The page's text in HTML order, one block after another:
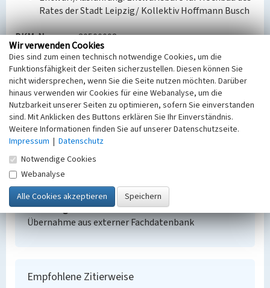
Rates der Stadt Leipzig/ Kollektiv Hoffmann Busch
BKM-Nummer:30500098
Wohnungsbau BKW Borna (Siedlung Borna-
Südwest)
Schlagwörter
Siedlungsteil Arbeiterwohnhaus Mehrfamilienhaus
Ort
Borna
Fachsicht(en)
Denkmalpflege
Erfassungsmaßstab
i.d.R. 1:5.000 (größer als 1:20.000)
Erfassungsmethode
Übernahme aus externer Fachdatenbank
Empfohlene Zitierweise
Wir verwenden Cookies
Dies sind zum einen technisch notwendige Cookies, um die
Funktionsfähigkeit der Seiten sicherzustellen. Diesen können Sie
nicht widersprechen, wenn Sie die Seite nutzen möchten. Darüber
hinaus verwenden wir Cookies für eine Webanalyse, um die
Nutzbarkeit unserer Seiten zu optimieren, sofern Sie einverstanden
sind. Mit Anklicken des Buttons erklären Sie Ihr Einverständnis.
Weitere Informationen finden Sie auf unserer Datenschutzseite.
Impressum | Datenschutz
Notwendige Cookies
Webanalyse